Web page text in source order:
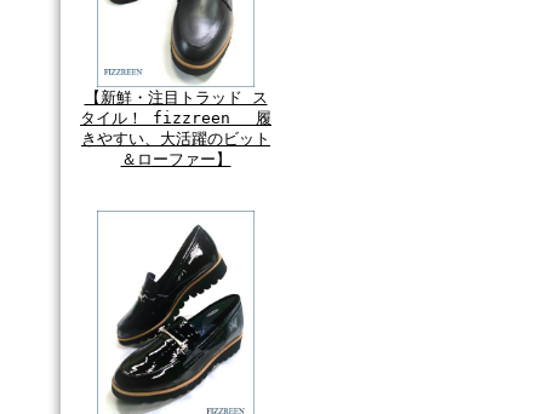
【新鮮・注目トラッド ス
タイル！ fizzreen 履
きやすい、大活躍のビット
＆ローファー】